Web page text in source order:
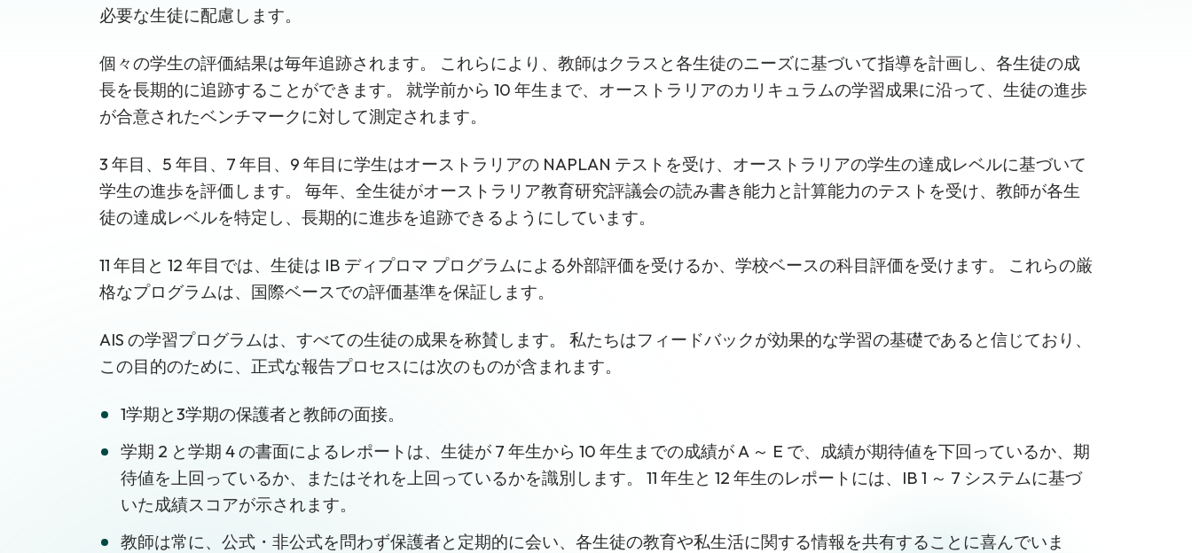
必要な生徒に配慮します。
個々の学生の評価結果は毎年追跡されます。 これらにより、教師はクラスと各生徒のニーズに基づいて指導を計画し、各生徒の成
長を長期的に追跡することができます。 就学前から 10 年生まで、オーストラリアのカリキュラムの学習成果に沿って、生徒の進歩
が合意されたベンチマークに対して測定されます。
3 年目、5 年目、7 年目、9 年目に学生はオーストラリアの NAPLAN テストを受け、オーストラリアの学生の達成レベルに基づいて
学生の進歩を評価します。 毎年、全生徒がオーストラリア教育研究評議会の読み書き能力と計算能力のテストを受け、教師が各生
徒の達成レベルを特定し、長期的に進歩を追跡できるようにしています。
11 年目と 12 年目では、生徒は IB ディプロマ プログラムによる外部評価を受けるか、学校ベースの科目評価を受けます。 これらの厳
格なプログラムは、国際ベースでの評価基準を保証します。
AIS の学習プログラムは、すべての生徒の成果を称賛します。 私たちはフィードバックが効果的な学習の基礎であると信じており、
この目的のために、正式な報告プロセスには次のものが含まれます。
1学期と3学期の保護者と教師の面接。
学期 2 と学期 4 の書面によるレポートは、生徒が 7 年生から 10 年生までの成績が A ～ E で、成績が期待値を下回っているか、期
待値を上回っているか、またはそれを上回っているかを識別します。 11 年生と 12 年生のレポートには、IB 1 ～ 7 システムに基づ
いた成績スコアが示されます。
教師は常に、公式・非公式を問わず保護者と定期的に会い、各生徒の教育や私生活に関する情報を共有することに喜んでいま